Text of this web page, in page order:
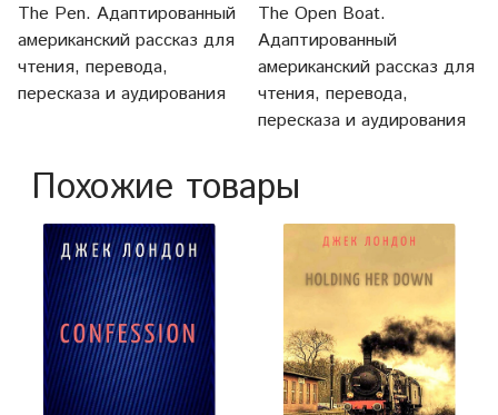
The Pen. Адаптированный
американский рассказ для
чтения, перевода,
пересказа и аудирования
The Open Boat.
Адаптированный
американский рассказ для
чтения, перевода,
пересказа и аудирования
Похожие товары